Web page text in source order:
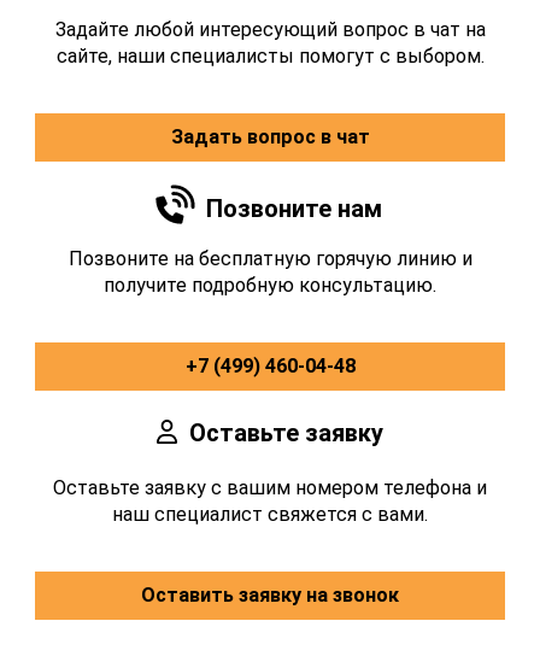
Задайте любой интересующий вопрос в чат на
сайте, наши специалисты помогут с выбором.
Задать вопрос в чат
Позвоните нам
Позвоните на бесплатную горячую линию и
получите подробную консультацию.
+7 (499) 460-04-48
Оставьте заявку
Оставьте заявку с вашим номером телефона и
наш специалист свяжется с вами.
Оставить заявку на звонок